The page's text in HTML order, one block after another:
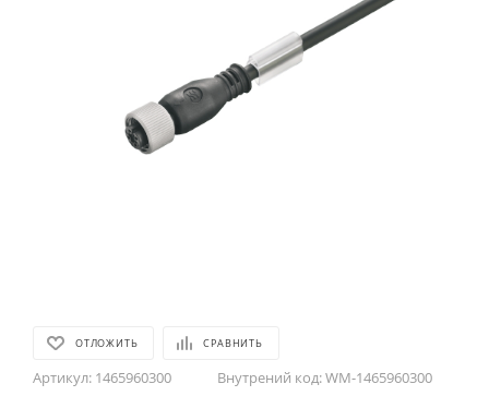
ОТЛОЖИТЬ СРАВНИТЬ
Артикул: 1465960300 Внутрений код:WM-1465960300